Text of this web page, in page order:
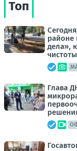
Топ
районе
дела»,
Глава